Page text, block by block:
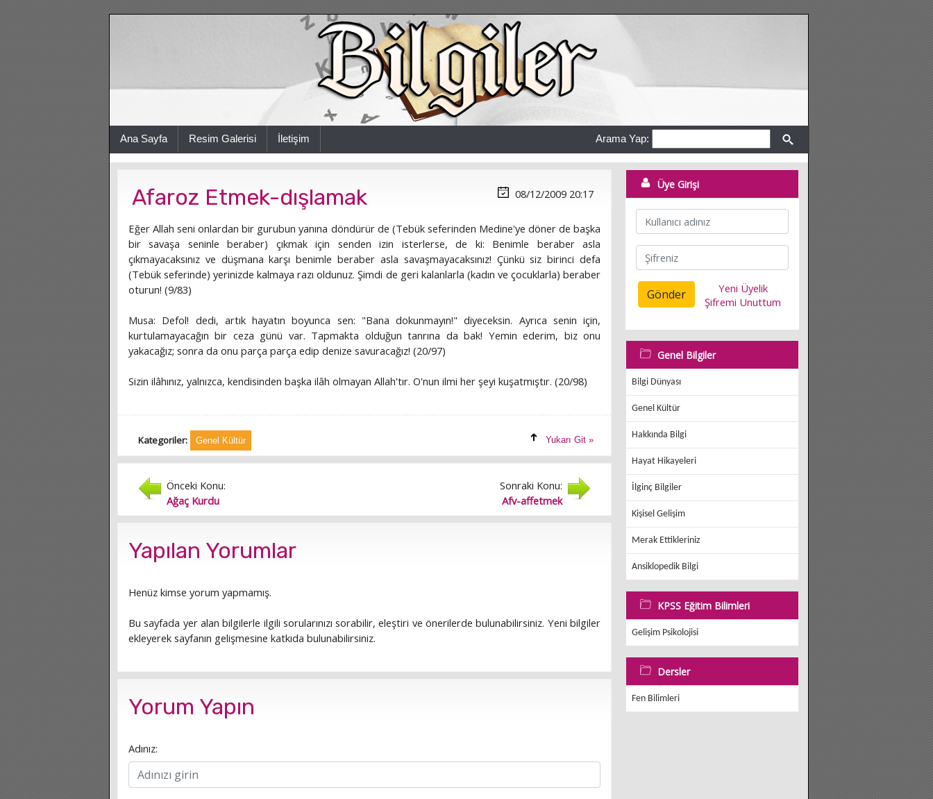
Ana Sayfa Resim Galerisi İletişim Arama Yap:
Afaroz Etmek-dışlamak 08/12/2009 20:17
Eğer Allah seni onlardan bir gurubun yanına döndürür de (Tebük seferinden Medine'ye döner de başka
bir savaşa seninle beraber) çıkmak için senden izin isterlerse, de ki: Benimle beraber asla
çıkmayacaksınız ve düşmana karşı benimle beraber asla savaşmayacaksınız! Çünkü siz birinci defa
(Tebük seferinde) yerinizde kalmaya razı oldunuz. Şimdi de geri kalanlarla (kadın ve çocuklarla) beraber
oturun! (9/83)
Musa: Defol! dedi, artık hayatın boyunca sen: "Bana dokunmayın!" diyeceksin. Ayrıca senin için,
kurtulamayacağın bir ceza günü var. Tapmakta olduğun tanrına da bak! Yemin ederim, biz onu
yakacağız; sonra da onu parça parça edip denize savuracağız! (20/97)
Sizin ilâhınız, yalnızca, kendisinden başka ilâh olmayan Allah'tır. O'nun ilmi her şeyi kuşatmıştır. (20/98)
Kategoriler: Genel Kültür Yukarı Git »
Önceki Konu:
Ağaç Kurdu
Sonraki Konu:
Afv-affetmek
Yapılan Yorumlar
Henüz kimse yorum yapmamış.
Bu sayfada yer alan bilgilerle ilgili sorularınızı sorabilir, eleştiri ve önerilerde bulunabilirsiniz. Yeni bilgiler
ekleyerek sayfanın gelişmesine katkıda bulunabilirsiniz.
Yorum Yapın
Adınız:
Üye Girişi
Gönder
Yeni Üyelik
Şifremi Unuttum
Genel Bilgiler
Bilgi Dünyası
Genel Kültür
Hakkında Bilgi
Hayat Hikayeleri
İlginç Bilgiler
Kişisel Gelişim
Merak Ettikleriniz
Ansiklopedik Bilgi
KPSS Eğitim Bilimleri
Gelişim Psikolojisi
Dersler
Fen Bilimleri